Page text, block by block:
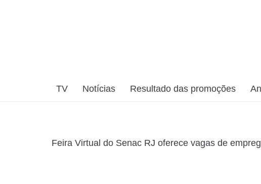
TV Notícias Resultado das promoções
Feira Virtual do Senac RJ oferece vagas de